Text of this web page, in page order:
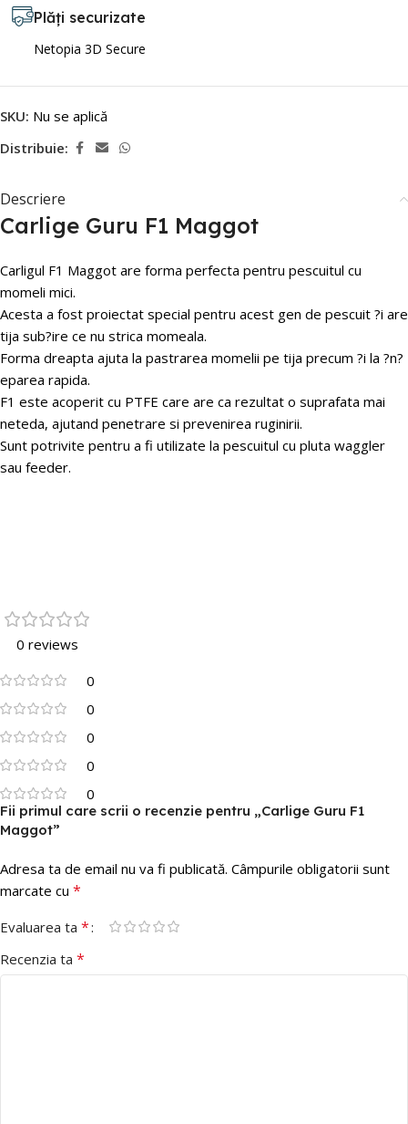
Plăți securizate
Netopia 3D Secure
SKU: Nu se aplică
Distribuie:
Descriere
Carlige Guru F1 Maggot
Carligul F1 Maggot are forma perfecta pentru pescuitul cu
momeli mici.
Acesta a fost proiectat special pentru acest gen de pescuit ?i are
tija sub?ire ce nu strica momeala.
Forma dreapta ajuta la pastrarea momelii pe tija precum ?i la ?n?
eparea rapida.
F1 este acoperit cu PTFE care are ca rezultat o suprafata mai
neteda, ajutand penetrare si prevenirea ruginirii.
Sunt potrivite pentru a fi utilizate la pescuitul cu pluta waggler
sau feeder.
0 reviews
0
0
0
0
0
Fii primul care scrii o recenzie pentru „Carlige Guru F1
Maggot”
Adresa ta de email nu va fi publicată. Câmpurile obligatorii sunt
marcate cu *
Evaluarea ta *
Recenzia ta *